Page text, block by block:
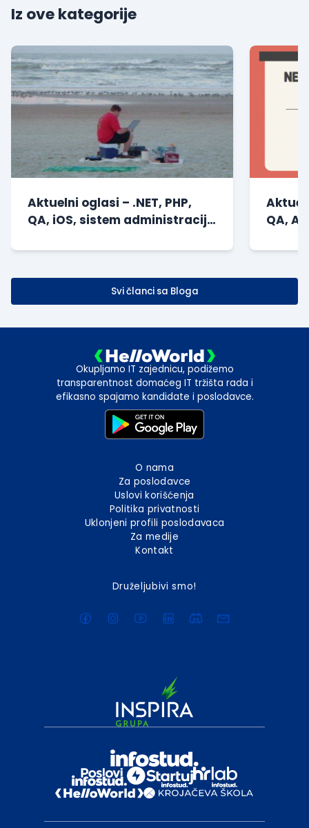
Iz ove kategorije
Aktuelni oglasi – .NET, PHP,
QA, iOS, sistem administracija
QA,
Svi članci sa Bloga
Okupljamo IT zajednicu, podižemo
transparentnost domaćeg IT tržišta rada i
efikasno spajamo kandidate i poslodavce.
O nama
Za poslodavce
Uslovi korišćenja
Politika privatnosti
Uklonjeni profili poslodavaca
Za medije
Kontakt
Druželjubivi smo!